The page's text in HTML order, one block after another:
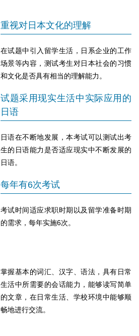
重视对日本文化的理解
在试题中引入留学生活，日系企业的工作
场景等内容，测试考生对日本社会的习惯
和文化是否具有相当的理解能力。
试题采用现实生活中实际应用的
日语
日语在不断地发展，本考试可以测试出考
生的日语能力是否适应现实中不断发展的
日语。
每年有6次考试
考试时间适应求职时期以及留学准备时期
的需求，每年实施6次。
掌握基本的词汇、汉字、语法，具有日常
生活中所需要的会话能力，能够读写简单
的文章，在日常生活、学校环境中能够顺
畅地进行交流。